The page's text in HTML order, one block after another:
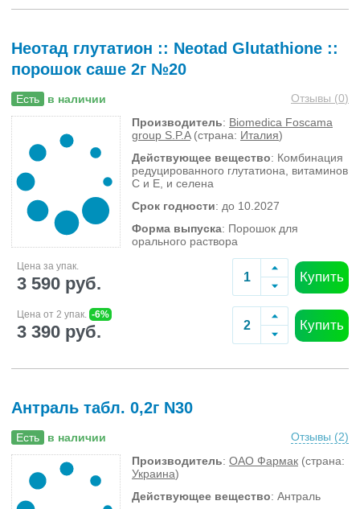
Неотад глутатион :: Neotad Glutathione ::
порошок саше 2г №20
Есть в наличии Отзывы (0)
Производитель: Biomedica Foscama
group S.P.A(страна: Италия)
Действующее вещество: Комбинация
редуцированного глутатиона, витаминов
С и Е, и селена
Срок годности: до 10.2027
Форма выпуска: Порошок для
орального раствора
Цена за упак.
3 590 руб. Купить
Цена от 2 упак. -6%
3 390 руб. Купить
Антраль табл. 0,2г N30
Есть в наличии Отзывы (2)
Производитель: ОАО Фармак (страна:
Украина)
Действующее вещество: Антраль